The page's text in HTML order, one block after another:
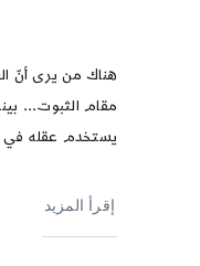
هناك من يرى أنّ
مقام الثبوت...
يستخدم عقله في
إقرأ المزيد